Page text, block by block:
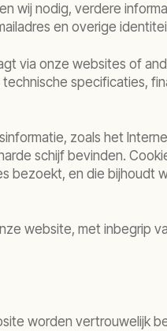
wij nodig, verdere
en overige
via onze websites of
specificaties,
zoals het
schijf bevinden.
en die bijhoudt
website, met inbegrip
worden vertrouwelijk